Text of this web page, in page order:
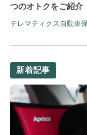
つのオトクをご紹介
テレマティクス自動車
新着記事